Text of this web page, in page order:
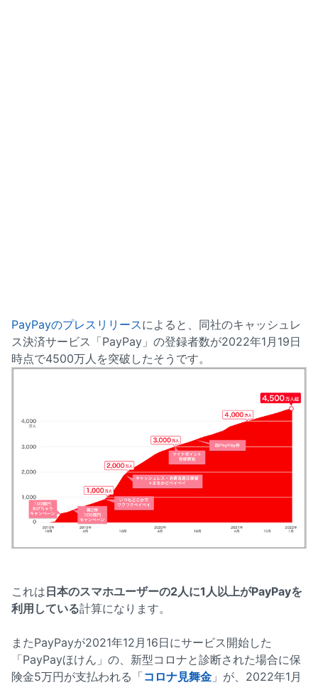
PayPayのプレスリリースによると、同社のキャッシュレ
ス決済サービス「PayPay」の登録者数が2022年1月19日
時点で4500万人を突破したそうです。
これは 日本のスマホユーザーの2人に1人以上がPayPayを
利用している計算になります。
またPayPayが2021年12月16日にサービス開始した
「PayPayほけん」の、新型コロナと診断された場合に保
険金5万円が支払われる「コロナ見舞金 」が、2022年1月